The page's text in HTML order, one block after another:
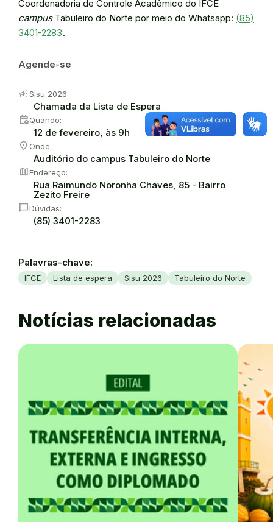
Coordenadoria de Controle Acadêmico do IFCE
campusTabuleiro do Norte por meio do Whatsapp: (85)
3401-2283.
Agende-se
campaignSisu 2026:
Chamada da Lista de Espera
calendar_clockQuando:
12 de fevereiro, às 9h
location_onOnde:
Auditório do campus Tabuleiro do Norte
mapEndereço:
Rua Raimundo Noronha Chaves, 85 - Bairro
Zezito Freire
chat_bubbleDúvidas:
(85) 3401-2283
Palavras-chave:
IFCE Lista de espera Sisu 2026 Tabuleiro do Norte
Notícias relacionadas